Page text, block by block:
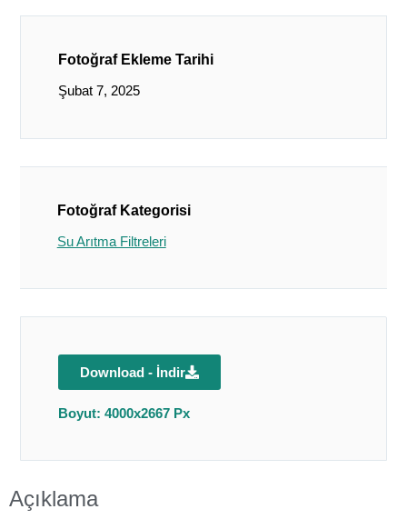
Fotoğraf Ekleme Tarihi
Şubat 7, 2025
Fotoğraf Kategorisi
Su Arıtma Filtreleri
Download - İndir
Boyut: 4000x2667 Px
Açıklama